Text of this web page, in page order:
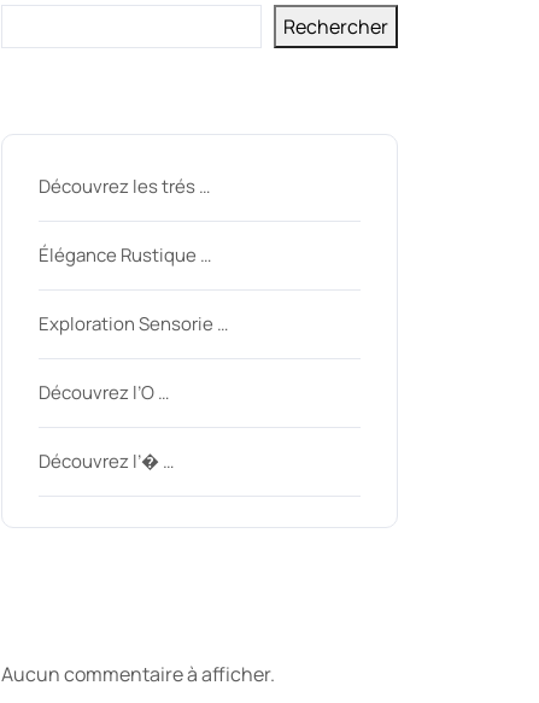
Rechercher
Découvrez les trés …
Élégance Rustique …
Exploration Sensorie …
Découvrez l’O …
Découvrez l’� …
Aucun commentaire à afficher.